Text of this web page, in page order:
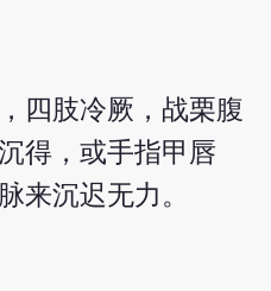
四肢冷厥，战栗腹
得，或手指甲唇
来沉迟无力。